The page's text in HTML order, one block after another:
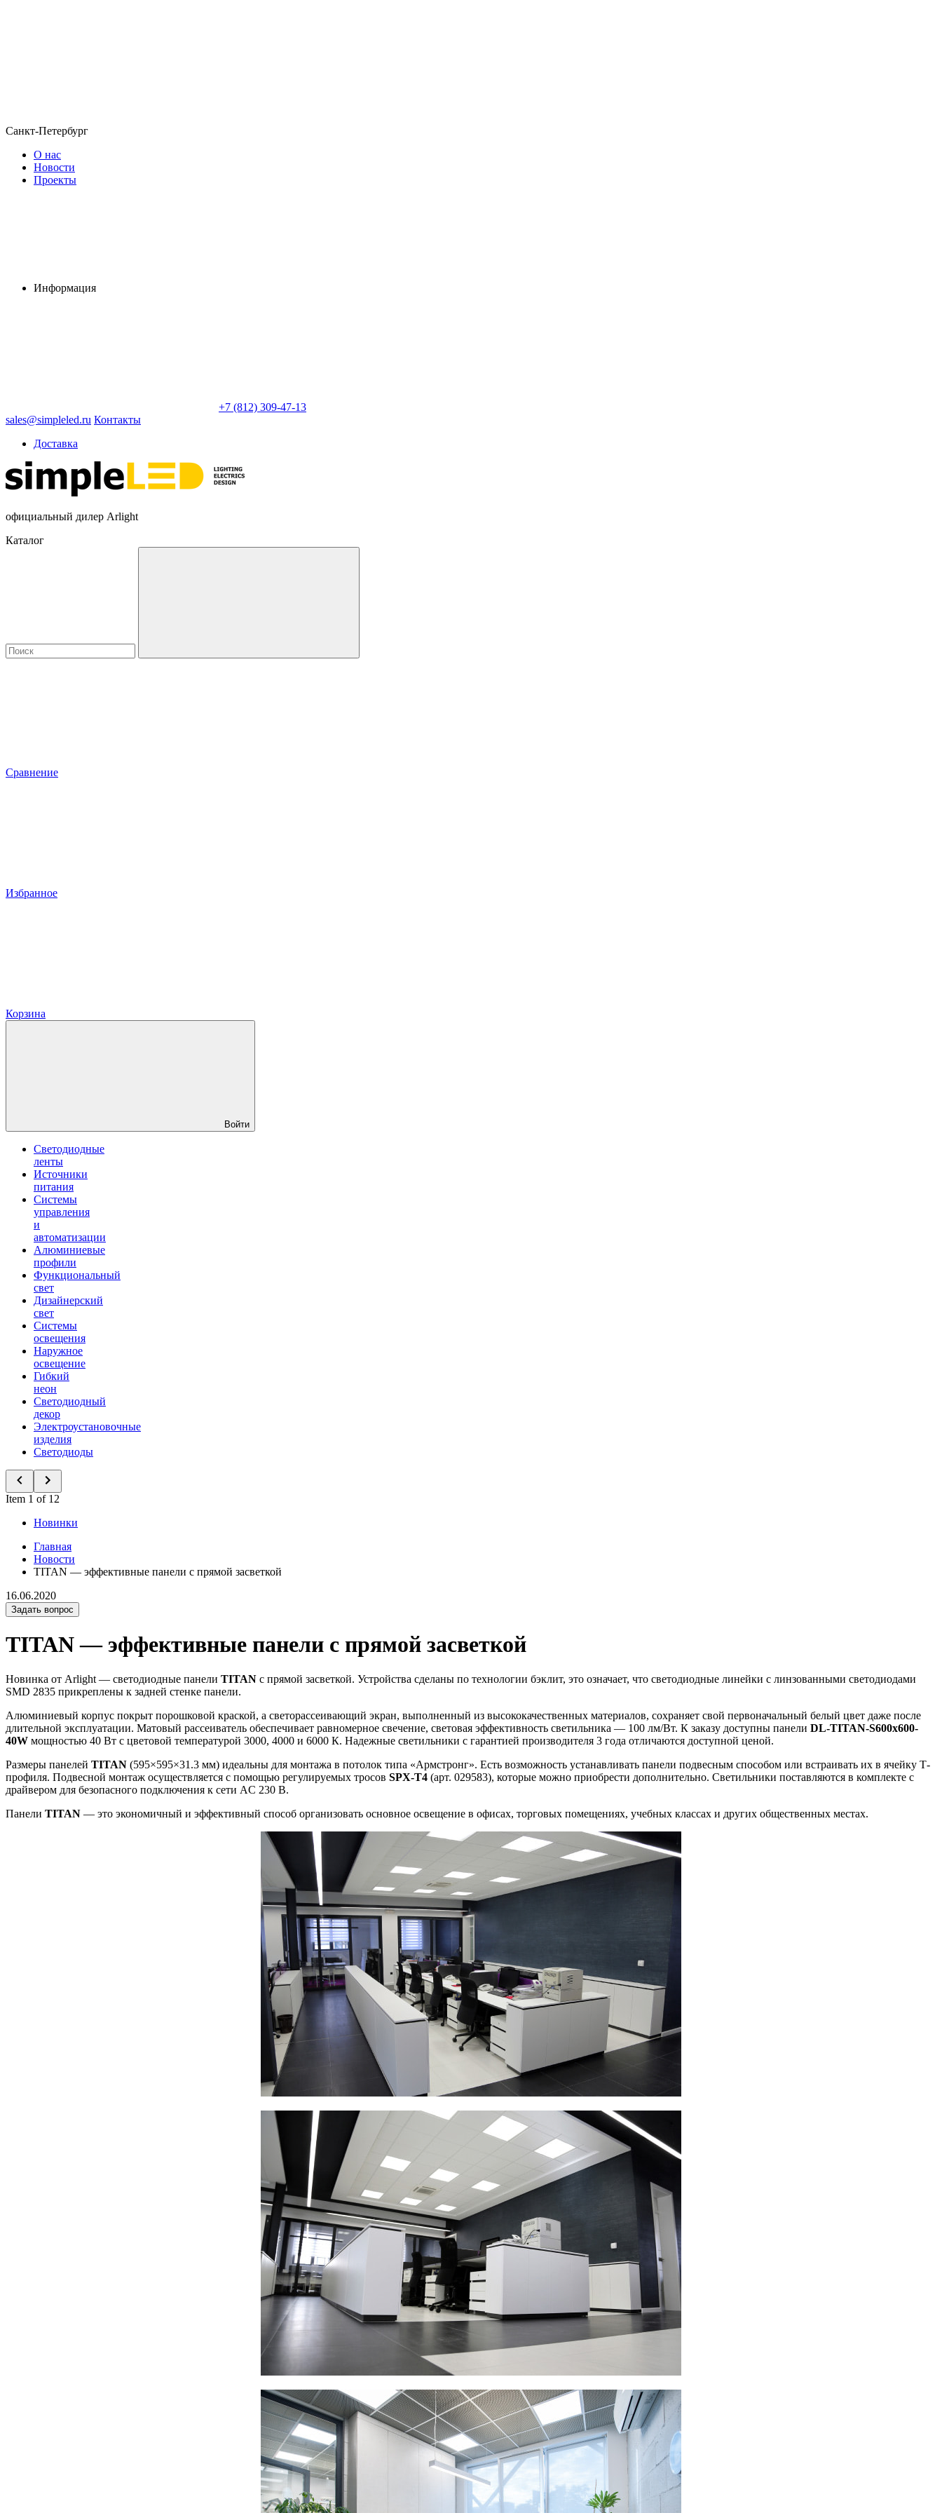
Санкт-Петербург
О нас
Новости
Проекты
Информация
+7 (812) 309-47-13
sales@simpleled.ru Контакты
Доставка
официальный дилер Arlight
Каталог
Сравнение
Избранное
Корзина
Войти
Светодиодные
ленты
Источники
питания
Системы
управления
и
автоматизации
Алюминиевые
профили
Функциональный
свет
Дизайнерский
свет
Системы
освещения
Наружное
освещение
Гибкий
неон
Светодиодный
декор
Электроустановочные
изделия
Светодиоды
Item 1 of 12
Новинки
Главная
Новости
TITAN — эффективные панели с прямой засветкой
16.06.2020
Задать вопрос
TITAN — эффективные панели с прямой засветкой
Новинка от Arlight — светодиодные панели TITAN с прямой засветкой. Устройства сделаны по технологии бэклит, это означает, что светодиодные линейки с линзованными светодиодами
SMD 2835 прикреплены к задней стенке панели.
Алюминиевый корпус покрыт порошковой краской, а светорассеивающий экран, выполненный из высококачественных материалов, сохраняет свой первоначальный белый цвет даже после
длительной эксплуатации. Матовый рассеиватель обеспечивает равномерное свечение, световая эффективность светильника — 100 лм/Вт. К заказу доступны панели DL-TITAN-S600x600-
40W мощностью 40 Вт с цветовой температурой 3000, 4000 и 6000 К. Надежные светильники с гарантией производителя 3 года отличаются доступной ценой.
Размеры панелей TITAN (595×595×31.3 мм) идеальны для монтажа в потолок типа «Армстронг». Есть возможность устанавливать панели подвесным способом или встраивать их в ячейку Т-
профиля. Подвесной монтаж осуществляется с помощью регулируемых тросов SPX-T4 (арт. 029583), которые можно приобрести дополнительно. Светильники поставляются в комплекте с
драйвером для безопасного подключения к сети AC 230 В.
Панели TITAN — это экономичный и эффективный способ организовать основное освещение в офисах, торговых помещениях, учебных классах и других общественных местах.